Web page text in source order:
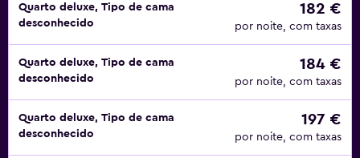
Quarto deluxe, Tipo de cama
desconhecido
182 €
por noite, com taxas
Quarto deluxe, Tipo de cama
desconhecido
184 €
por noite, com taxas
Quarto deluxe, Tipo de cama
desconhecido
197 €
por noite, com taxas